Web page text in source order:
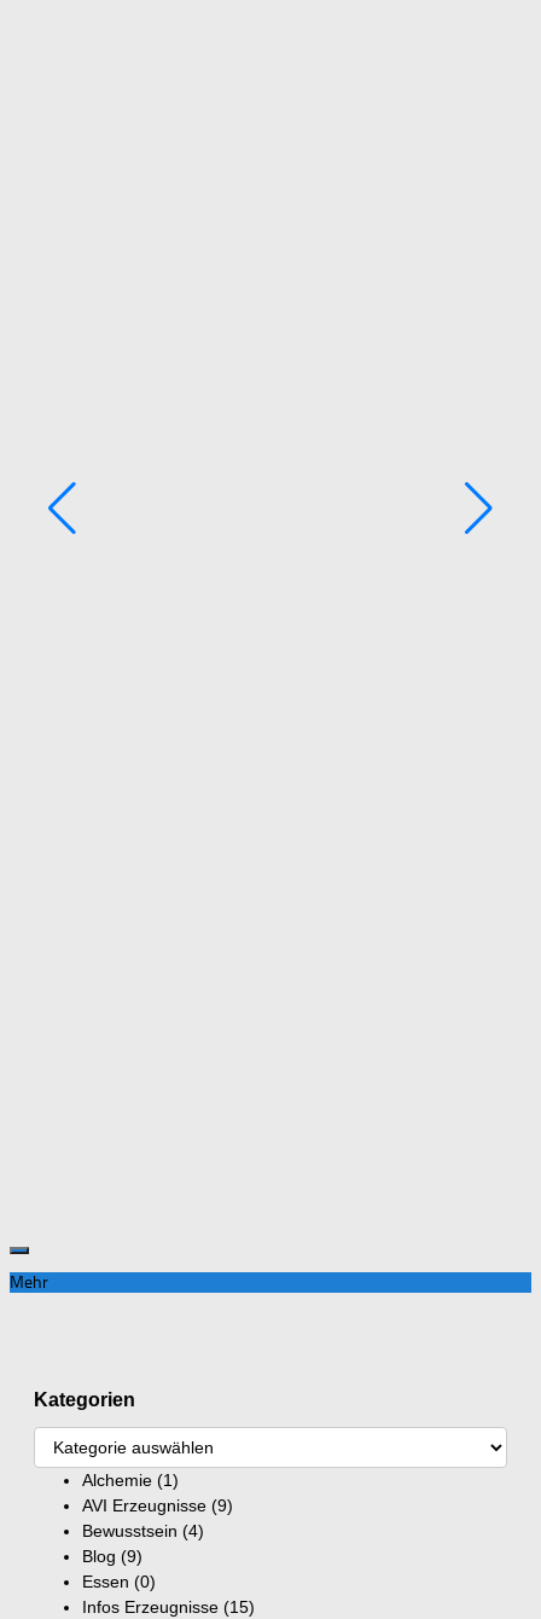
Mehr
Kategorien
Alchemie (1)
AVI Erzeugnisse (9)
Bewusstsein (4)
Blog (9)
Essen (0)
Infos Erzeugnisse (15)